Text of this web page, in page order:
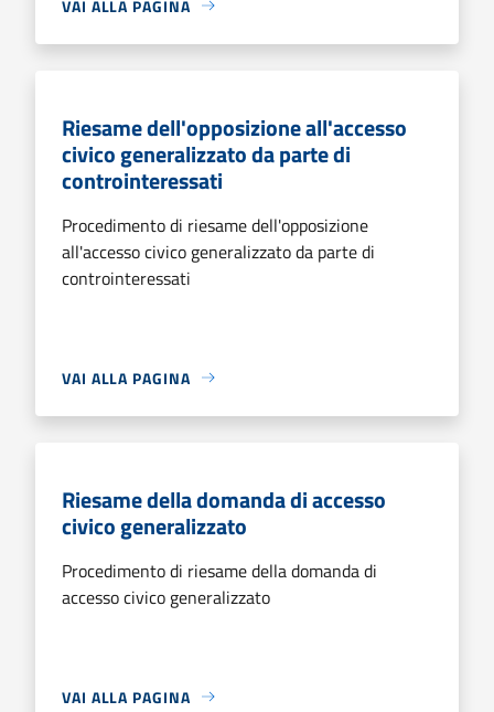
VAI ALLA PAGINA
Riesame dell'opposizione all'accesso
civico generalizzato da parte di
controinteressati
Procedimento di riesame dell'opposizione
all'accesso civico generalizzato da parte di
controinteressati
VAI ALLA PAGINA
Riesame della domanda di accesso
civico generalizzato
Procedimento di riesame della domanda di
accesso civico generalizzato
VAI ALLA PAGINA